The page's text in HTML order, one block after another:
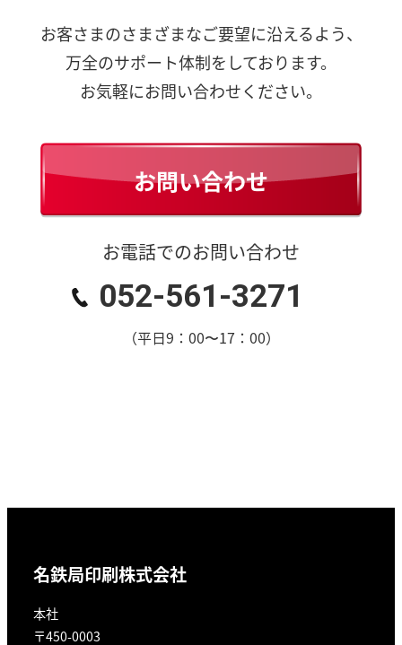
お客さまのさまざまなご要望に沿えるよう、
万全のサポート体制をしております。
お気軽にお問い合わせください。
お問い合わせ
お電話でのお問い合わせ
052-561-3271
（平日9：00〜17：00）
名鉄局印刷株式会社
本社
〒450-0003